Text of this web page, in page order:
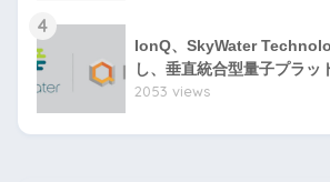
4
IonQ、SkyWater
し、垂直統合型量子プラッ
2053 views